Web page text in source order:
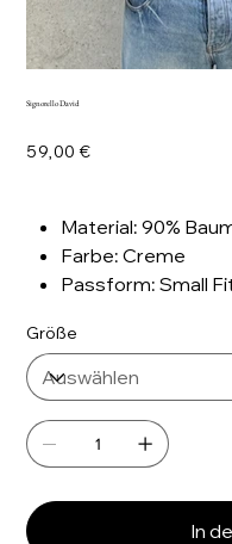
Signorello David
59,00 €
Material: 90%
Farbe: Creme
Passform: Small
Größe
In